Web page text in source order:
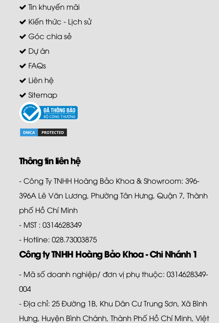
Tin khuyến mãi
Kiến thức - Lịch sử
Góc chia sẻ
Dự án
FAQs
Liên hệ
Sitemap
Thông tin liên hệ
- Công Ty TNHH Hoàng Bảo Khoa & Showroom: 396-
396A Lê Văn Lương, Phường Tân Hưng, Quận 7, Thành
phố Hồ Chí Minh
- MST : 0314628349
- Hotline: 028.73003875
Công ty TNHH Hoàng Bảo Khoa - Chi Nhánh 1
- Mã số doanh nghiệp/ đơn vị phụ thuộc: 0314628349-
004
- Địa chỉ: 25 Đường 1B, Khu Dân Cư Trung Sơn, Xã Bình
Hưng, Huyện Bình Chánh, Thành Phố Hồ Chí Minh, Việt